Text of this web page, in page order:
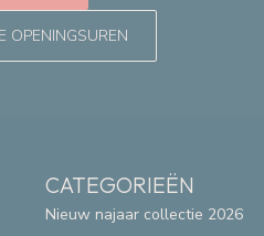
OPENINGSUREN
CATEGORIEËN
Nieuw najaar collectie 2026